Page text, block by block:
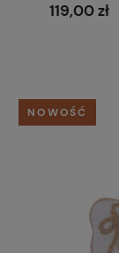
119,00 zł
NOWOŚĆ